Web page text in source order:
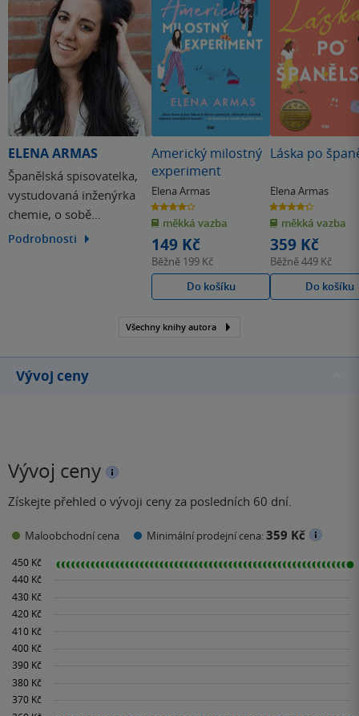
ELENA ARMAS
Španělská spisovatelka,
vystudovaná inženýrka
chemie, o sobě
prohlašuje, že je
napsala, to jen dokazuje.
po španělsku se stal
populárním…
Podrobnosti
Americký milostný
experiment
Elena Armas
4.2
z
5
hvězdiček
měkká vazba
149 Kč
Běžně 199 Kč
Do košíku
Láska po
Elena Armas
4.3
z
5
hvězdiček
měkká vazba
359 Kč
Běžně449 Kč
Do košíku
Všechny knihy autora
Vývoj ceny
Vývoj ceny
Získejte přehled o vývoji ceny za posledních 60 dní.
Maloobchodní cena Minimální prodejní cena:359 Kč